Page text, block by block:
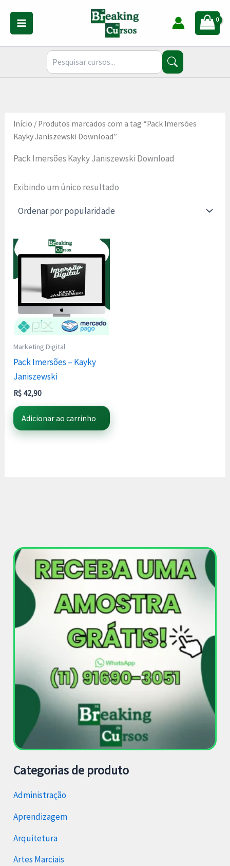
conteúdo
Início / Produtos marcados com a tag “Pack Imersões
Kayky Janiszewski Download”
Pack Imersões Kayky Janiszewski Download
Exibindo um único resultado
Marketing Digital
Pack Imersões – Kayky
Janiszewski
R$ 42,90
Adicionar ao carrinho
Categorias de produto
Administração
Aprendizagem
Arquitetura
Artes Marciais